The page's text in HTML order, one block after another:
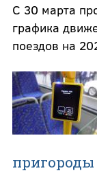
С 30 марта
графика
поездов на
пригороды